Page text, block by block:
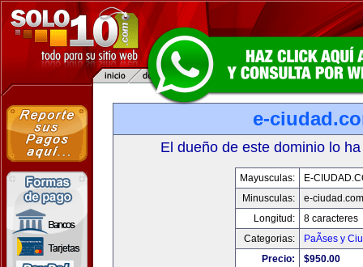
e-
El dueño de este dominio lo
Mayusculas:
E-
Minusculas:
e-ciudad.com
Longitud:
8 caracteres
Categorias:
PaÃ­ses y
Precio:
$950.00